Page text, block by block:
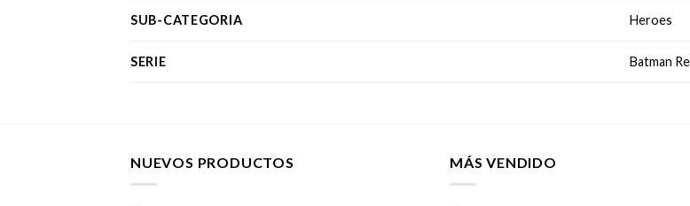
SUB-CATEGORIA Heroes
SERIE Batman
NUEVOS PRODUCTOS MÁS VENDIDO